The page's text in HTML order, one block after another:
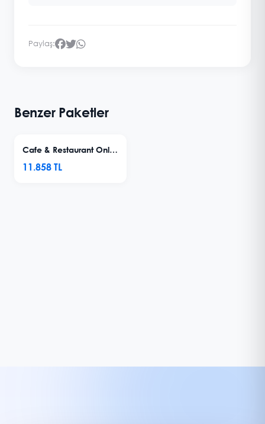
Paylaş:
Benzer Paketler
Cafe & Restaurant Online Sipariş Sistemi V5 - Sanal Pos & Sesli Bildirim
11.858 TL